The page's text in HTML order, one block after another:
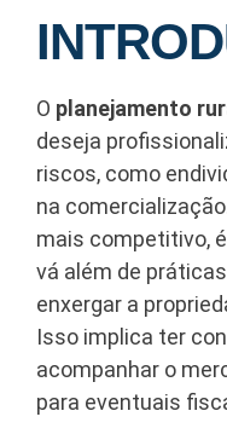
O planejamento
deseja
riscos, como
na
mais competitivo,
vá além de
enxergar a
Isso implica ter
acompanhar o
para eventuais